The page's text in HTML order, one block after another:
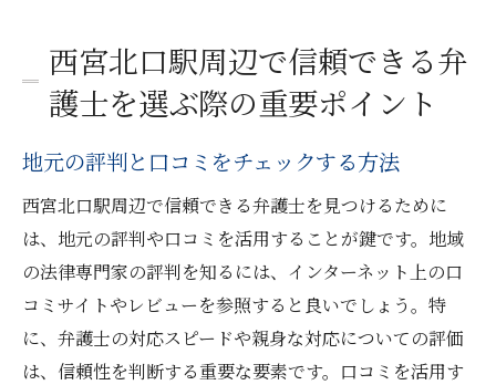
法律事務所の立地とアクセスを考慮する
不動産トラブル解決のための弁護士選びのコツ
不動産法に詳しい弁護士を見つける方法
ぶ
トラブル事例と解決実績を確認する
初回相談で確認すべき質問リスト
弁護士の相談料と費用を比較する方法
信頼できる担当者との関係を築く秘訣
西宮北口駅周辺で信頼できる弁
護士を選ぶ際の重要ポイント
地元の評判と口コミをチェックする方法
西宮北口駅周辺で信頼できる弁護士を見つけるために
は、地元の評判や口コミを活用することが鍵です。地域
の法律専門家の評判を知るには、インターネット上の口
コミサイトやレビューを参照すると良いでしょう。特
に、弁護士の対応スピードや親身な対応についての評価
は、信頼性を判断する重要な要素です。口コミを活用す